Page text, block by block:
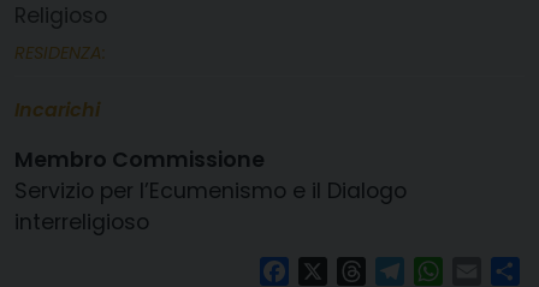
Religioso
RESIDENZA:
Incarichi
Membro Commissione
Servizio per l’Ecumenismo e il Dialogo
interreligioso
FacebookThreadsTelegram Email